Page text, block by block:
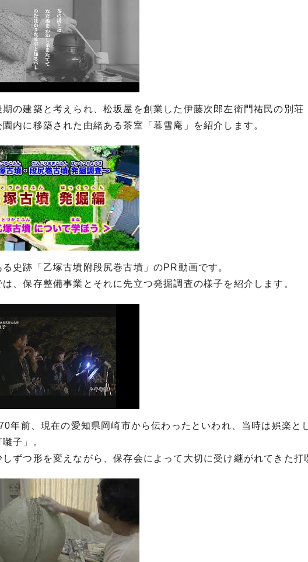
期の建築と考えられ、松坂屋を創業した伊藤次郎左衛門祐民の別
内に移築された由緒ある茶室「暮雪庵」を紹介します。
史跡「乙塚古墳附段尻巻古墳」のPR動画です。
、保存整備事業とそれに先立つ発掘調査の様子を紹介します。
年前、現在の愛知県岡崎市から伝わったといわれ、当時は娯楽と
子」。
ずつ形を変えながら、保存会によって大切に受け継がれてきた打